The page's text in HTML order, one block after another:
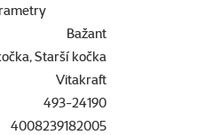
Bažant
Starší kočka
Vitakraft
493-24190
4008239182005